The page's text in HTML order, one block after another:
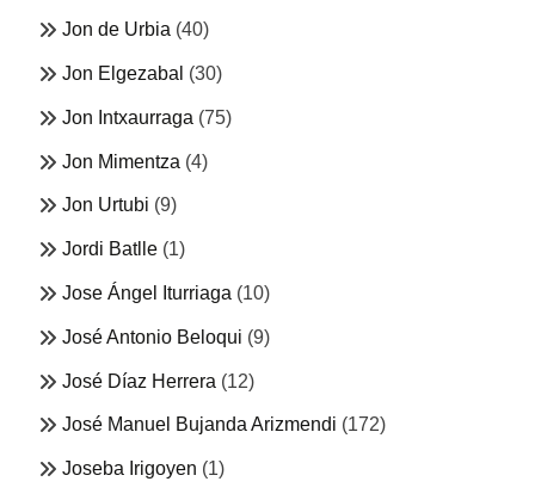
Jon de Urbia (40)
Jon Elgezabal (30)
Jon Intxaurraga (75)
Jon Mimentza (4)
Jon Urtubi (9)
Jordi Batlle (1)
Jose Ángel Iturriaga (10)
José Antonio Beloqui (9)
José Díaz Herrera (12)
José Manuel Bujanda Arizmendi (172)
Joseba Irigoyen (1)